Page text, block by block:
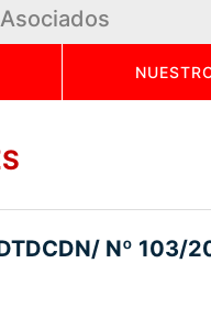
Nº 103/